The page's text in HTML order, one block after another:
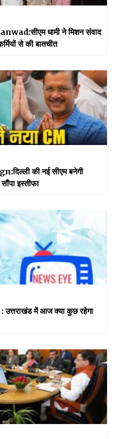
धामी ने मिशन संवाद
से की बातचीत
की नई सीएम बनेगी
इस्तीफा
में आज क्या कुछ रहेगा